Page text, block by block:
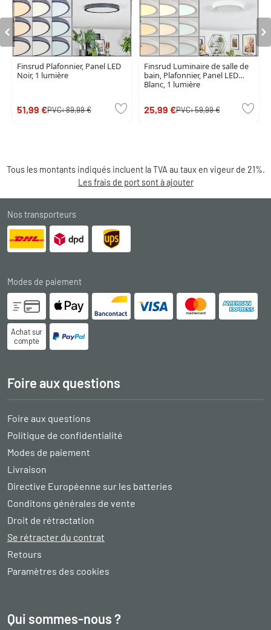
Finsrud Plafonnier, Panel LED
Noir, 1 lumière
51,99 €PVC:89,99 €
Finsrud Luminaire de salle de
bain, Plafonnier, Panel LED
Blanc, 1 lumière
25,99 €PVC:59,99 €
Tous les montants indiqués incluent la TVA au taux en vigeur de 21%.
Les frais de port sont à ajouter
Nos transporteurs
Modes de paiement
Achat sur
compte
Foire aux questions
Foire aux questions
Politique de confidentialité
Modes de paiement
Livraison
Directive Européenne sur les batteries
Conditons générales de vente
Droit de rétractation
Se rétracter du contrat
Retours
Paramètres des cookies
Qui sommes-nous ?